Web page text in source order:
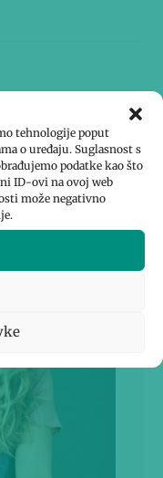
tehnologije poput
o uređaju. Suglasnost s
podatke kao što
ID-ovi na ovoj web
može negativno
Sada svi
talijanske
ili
kralj ili